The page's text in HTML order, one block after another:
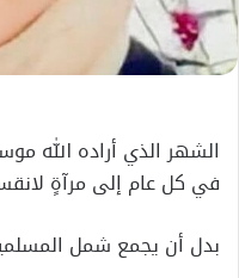
الشهر الذي أراده الله
في كل عام إلى مرآةٍ
بدل أن يجمع شمل